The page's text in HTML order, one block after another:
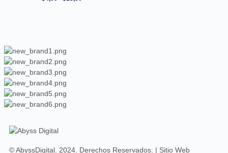
© AbyssDigital. 2024. Derechos Reservados. | Sitio Web